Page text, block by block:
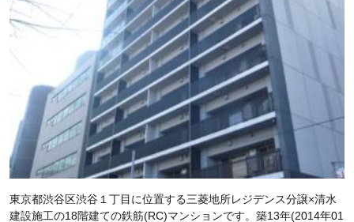
東京都渋谷区渋谷１丁目に位置する三菱地所レジデンス分譲×清水
建設施工の18階建ての鉄筋(RC)マンションです。築13年(2014年01